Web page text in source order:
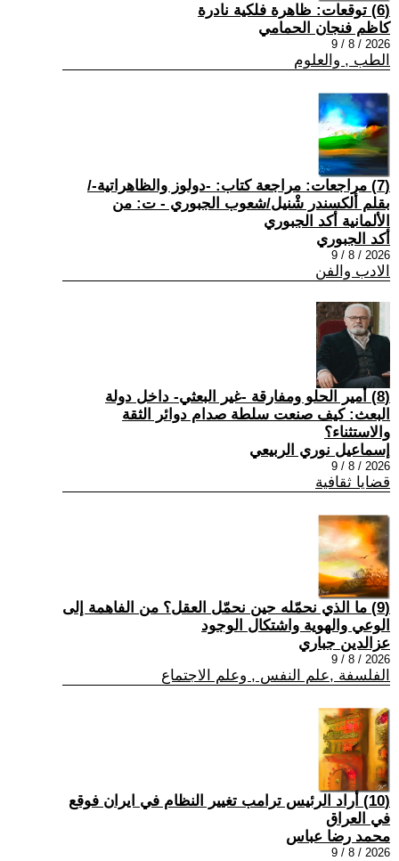
(6) توقعات: ظاهرة فلكية نادرة
كاظم فنجان الحمامي
2026 / 8 / 9
الطب , والعلوم
(7) مراجعات: مراجعة كتاب: -دولوز والظاهراتية-/
بقلم ألكسندر شْنيل/شعوب الجبوري - ت: من
الألمانية أكد الجبوري
أكد الجبوري
2026 / 8 / 9
الادب والفن
(8) أمير الحلو ومفارقة -غير البعثي- داخل دولة
البعث: كيف صنعت سلطة صدام دوائر الثقة
والاستثناء؟
إسماعيل نوري الربيعي
2026 / 8 / 9
قضايا ثقافية
(9) ما الذي نحمّله حين نحمّل العقل؟ من الفاهمة إلى
الوعي والهوية واشتكال الوجود
عزالدين جباري
2026 / 8 / 9
الفلسفة ,علم النفس , وعلم الاجتماع
(10) أراد الرئيس ترامب تغيير النظام في ايران فوقع
في العراق
محمد رضا عباس
2026 / 8 / 9